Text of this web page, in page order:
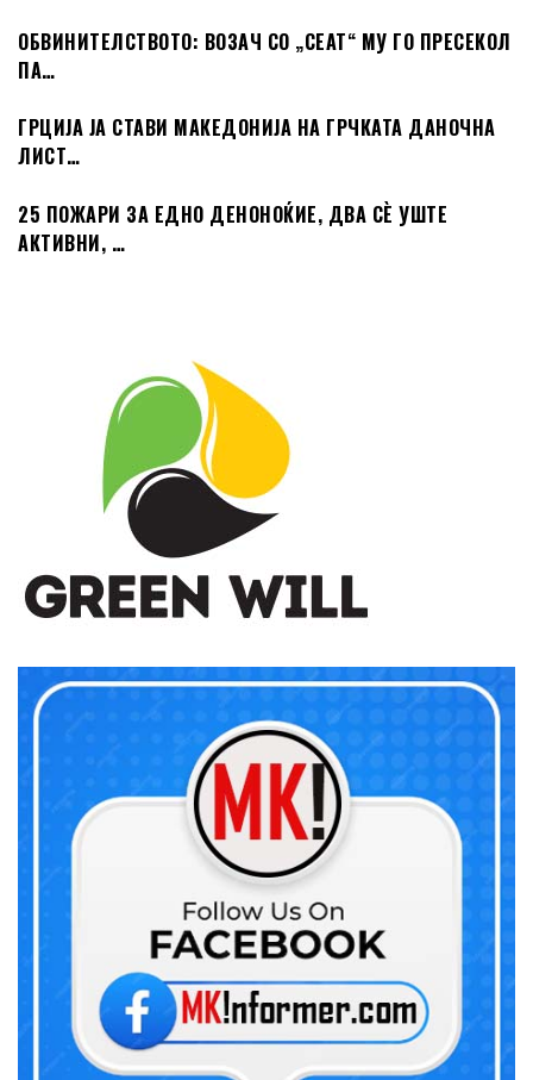
ОБВИНИТЕЛСТВОТО: ВОЗАЧ СО „СЕАТ“ МУ ГО ПРЕСЕКОЛ
ПА…
ГРЦИЈА ЈА СТАВИ МАКЕДОНИЈА НА ГРЧКАТА ДАНОЧНА
ЛИСТ…
25 ПОЖАРИ ЗА ЕДНО ДЕНОНОЌИЕ, ДВА СÈ УШТЕ
АКТИВНИ, …